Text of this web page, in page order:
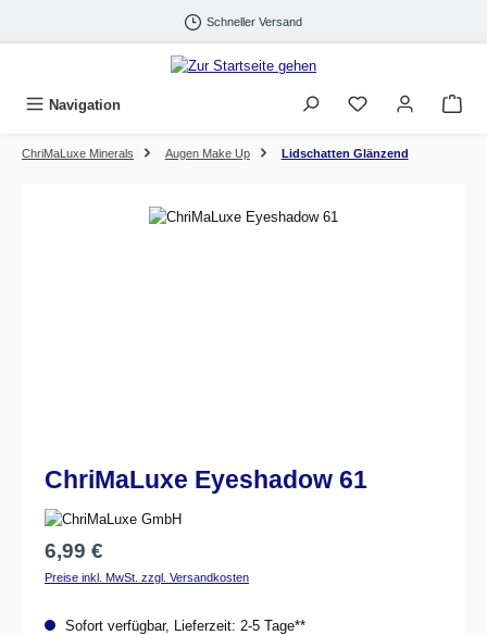
Schneller Versand
Navigation
ChriMaLuxe Minerals Augen Make Up Lidschatten Glänzend
Bildergalerie überspringen
ChriMaLuxe Eyeshadow 61
Regulärer Preis:
6,99 €
Preise inkl. MwSt. zzgl. Versandkosten
Sofort verfügbar, Lieferzeit: 2-5 Tage**